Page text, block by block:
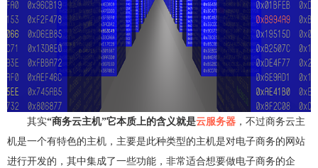
CDN（敬请期待）
其实“商务云主机”它本质上的含义就是云服务器 ，不过商务云主
机是一个有特色的主机，主要是此种类型的主机是对电子商务的网站
进行开发的，其中集成了一些功能，非常适合想要做电子商务的企